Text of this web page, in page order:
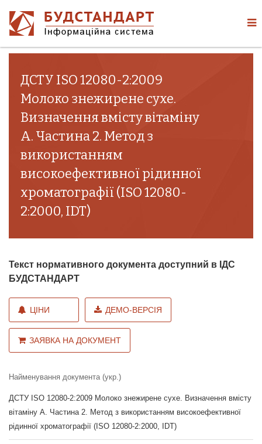
ДСТУ ISO 12080-2:2009
Молоко знежирене сухе.
Визначення вмісту вітаміну
А. Частина 2. Метод з
використанням
високоефективної рідинної
хроматографії (ISO 12080-
2:2000, IDT)
Текст нормативного документа доступний в ІДС
БУДСТАНДАРТ
ЦІНИ ДЕМО-ВЕРСІЯ
ЗАЯВКА НА ДОКУМЕНТ
Найменування документа (укр.)
ДСТУ ISO 12080-2:2009 Молоко знежирене сухе. Визначення вмісту
вітаміну А. Частина 2. Метод з використанням високоефективної
рідинної хроматографії (ISO 12080-2:2000, IDT)